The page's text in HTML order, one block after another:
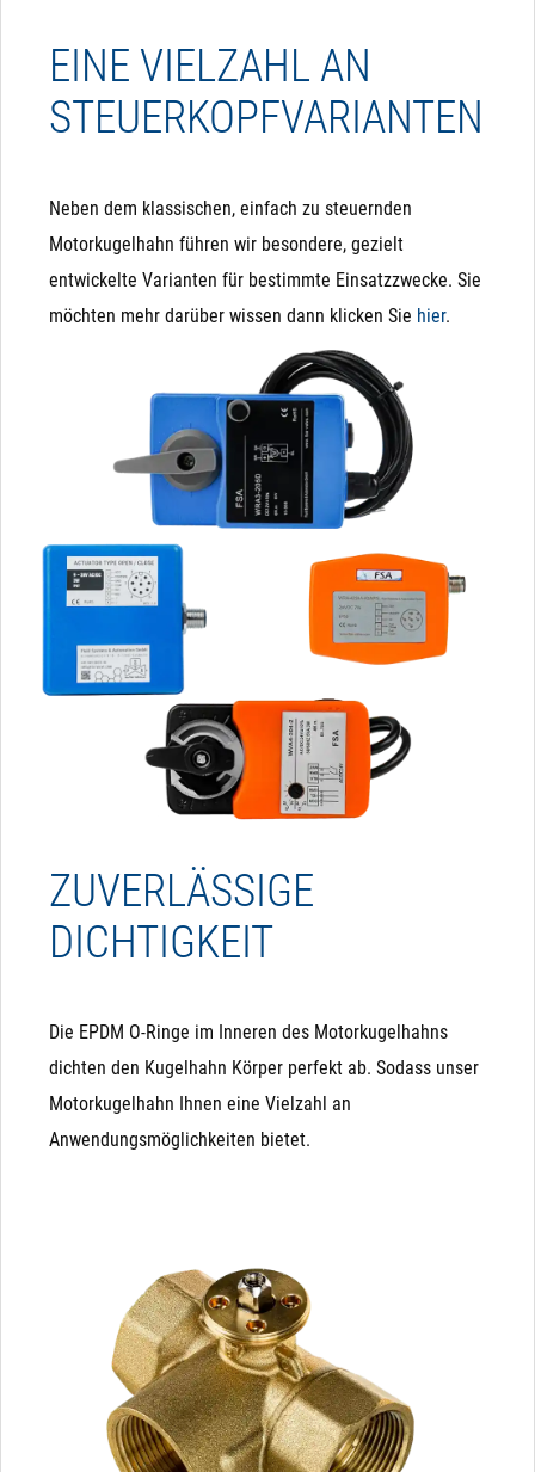
EINE VIELZAHL AN
STEUERKOPFVARIANTEN
Neben dem klassischen, einfach zu steuernden
Motorkugelhahn führen wir besondere, gezielt
entwickelte Varianten für bestimmte Einsatzzwecke. Sie
möchten mehr darüber wissen dann klicken Sie hier.
ZUVERLÄSSIGE
DICHTIGKEIT
Die EPDM O-Ringe im Inneren des Motorkugelhahns
dichten den Kugelhahn Körper perfekt ab. Sodass unser
Motorkugelhahn Ihnen eine Vielzahl an
Anwendungsmöglichkeiten bietet.